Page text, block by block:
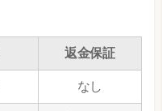
返金保証
なし